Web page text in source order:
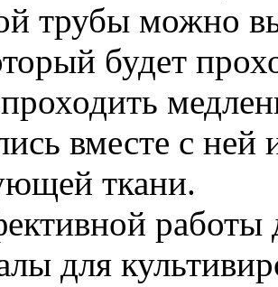
трубы можно
будет
вместе с ней
ткани.
работы
для